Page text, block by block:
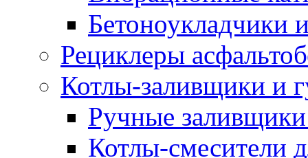
Бетоноукладчики
Рециклеры
Котлы-заливщики и
Ручные заливщики
Котлы-смесители